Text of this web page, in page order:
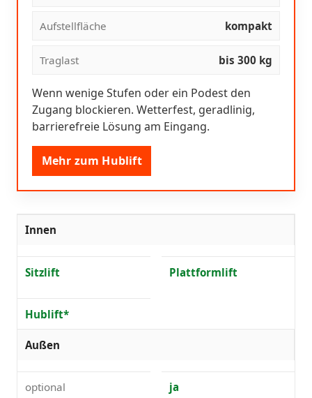
Aufstellfläche kompakt
Traglast bis 300 kg
Wenn wenige Stufen oder ein Podest den
Zugang blockieren. Wetterfest, geradlinig,
barrierefreie Lösung am Eingang.
Mehr zum Hublift
Innen
Sitzlift Plattformlift
Hublift*
Außen
optional ja